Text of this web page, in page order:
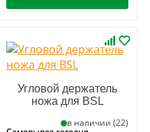
Угловой держатель
ножа для BSL
в наличии (22)